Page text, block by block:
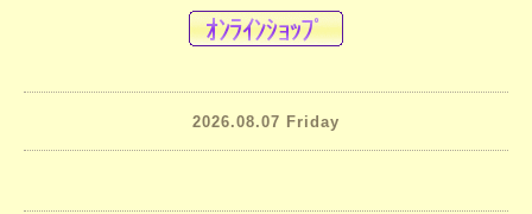
2026.08.07 Friday